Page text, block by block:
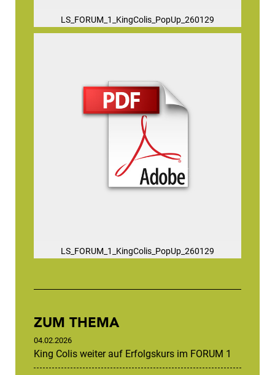
LS_FORUM_1_KingColis_PopUp_260129
LS_FORUM_1_KingColis_PopUp_260129
ZUM THEMA
04.02.2026
King Colis weiter auf Erfolgskurs im FORUM 1